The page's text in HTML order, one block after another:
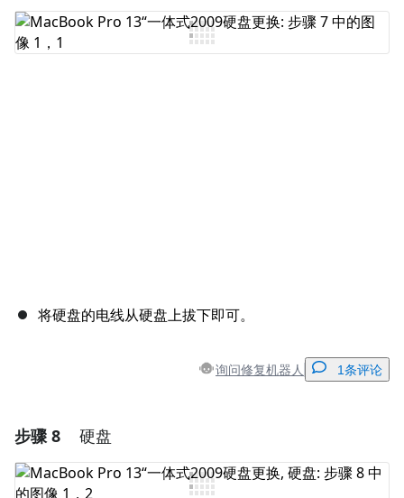
添加评论
将硬盘的电线从硬盘上拔下即可。
询问修复机器人 1条评论
添加评论
步骤 8 硬盘